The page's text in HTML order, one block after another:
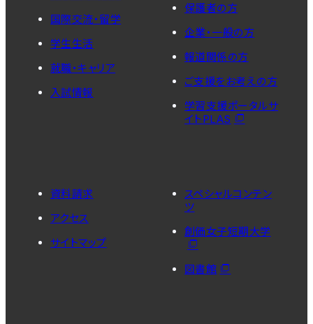
国際交流・留学
学生生活
就職・キャリア
入試情報
保護者の方
企業・一般の方
報道関係の方
ご支援をお考えの方
学習支援ポータルサ
イトPLAS
資料請求
アクセス
サイトマップ
スペシャルコンテン
ツ
創価女子短期大学
図書館